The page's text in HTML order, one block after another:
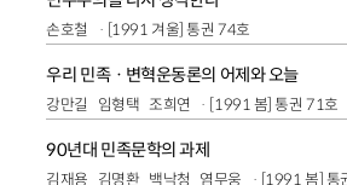
손호철 [1991 겨울] 통권 74호
우리 민족ㆍ변혁운동론의 어제와 오늘
강만길 임형택 조희연 [1991 봄] 통권 71호
90년대 민족문학의 과제
김재용 김명환 백낙청 염무웅 [1991 봄] 통